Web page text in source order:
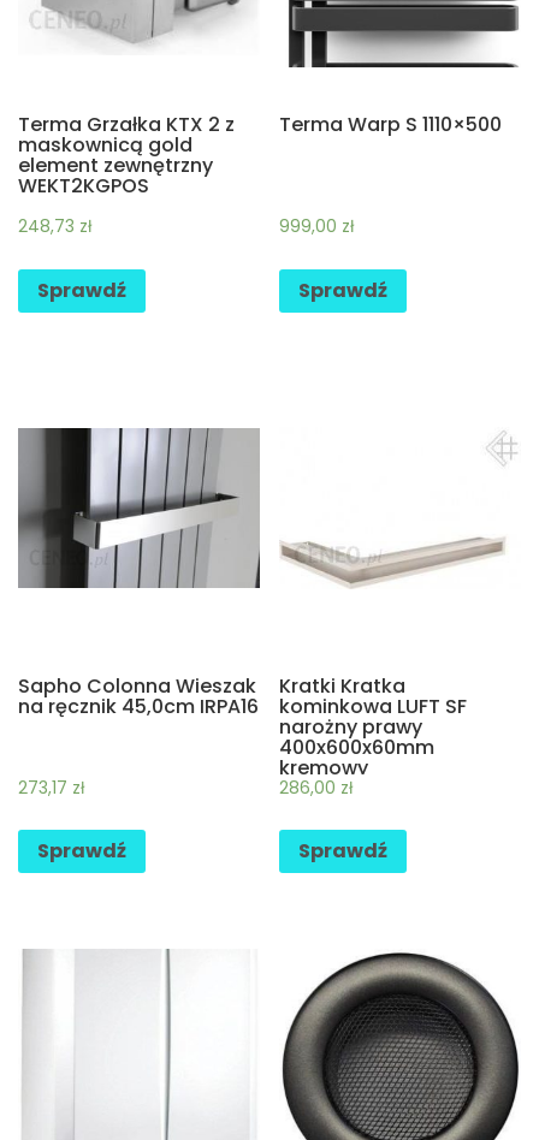
Terma Grzałka KTX 2 z
maskownicą gold
element zewnętrzny
WEKT2KGPOS
248,73 zł
Sprawdź
Terma Warp S 1110×500
999,00 zł
Sprawdź
Sapho Colonna Wieszak
na ręcznik 45,0cm IRPA16
273,17 zł
Sprawdź
Kratki Kratka
kominkowa LUFT SF
narożny prawy
400x600x60mm
kremowy
286,00 zł
Sprawdź